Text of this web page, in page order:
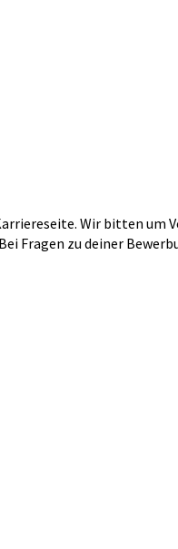
Wir bitten um
Bei Fragen zu deiner